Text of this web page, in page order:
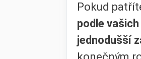
Pokud
podle
jednodušší